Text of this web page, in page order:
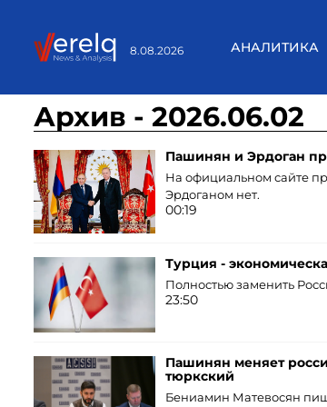
8.08.2026 АНАЛИТИКА
Архив - 2026.06.02
Пашинян и Эрдоган
На официальном сайте
Эрдоганом нет.
00:19
Турция -
Полностью заменить
23:50
Пашинян меняет
тюркский
Бениамин Матевосян